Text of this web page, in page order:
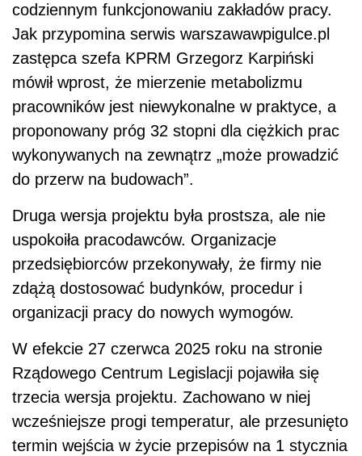
codziennym funkcjonowaniu zakładów pracy.
Jak przypomina serwis warszawawpigulce.pl
zastępca szefa KPRM Grzegorz Karpiński
mówił wprost, że mierzenie metabolizmu
pracowników jest niewykonalne w praktyce, a
proponowany próg 32 stopni dla ciężkich prac
wykonywanych na zewnątrz „może prowadzić
do przerw na budowach”.
Druga wersja projektu była prostsza, ale nie
uspokoiła pracodawców. Organizacje
przedsiębiorców przekonywały, że firmy nie
zdążą dostosować budynków, procedur i
organizacji pracy do nowych wymogów.
W efekcie 27 czerwca 2025 roku na stronie
Rządowego Centrum Legislacji pojawiła się
trzecia wersja projektu. Zachowano w niej
wcześniejsze progi temperatur, ale przesunięto
termin wejścia w życie przepisów na 1 stycznia